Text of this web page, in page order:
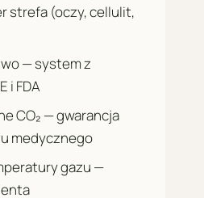
strefa (oczy, cellulit,
— system z
i FDA
CO₂ — gwarancja
medycznego
gazu —